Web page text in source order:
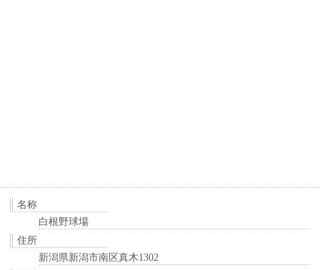
名称
白根野球場
住所
新潟県新潟市南区真木1302